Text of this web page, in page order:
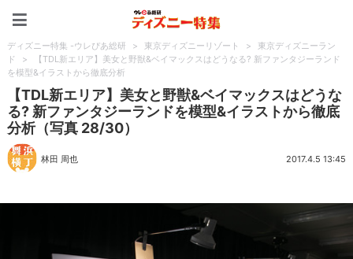
ディズニー特集 -ウレぴあ総研 > 東京ディズニーリゾート >
東京ディズニーラン
ド
>
【TDL新エリア】美女と野獣&ベイマックスはどうなる? 新ファンタジーランド
を模型&イラストから徹底分析
【TDL新エリア】美女と野獣&ベイマックスはどうな
る? 新ファンタジーランドを模型&イラストから徹底
分析（写真 28/30）
林田 周也 2017.4.5 13:45